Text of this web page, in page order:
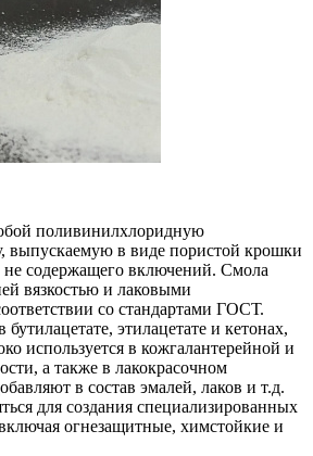
поливинилхлоридную
выпускаемую в виде пористой крошки
содержащего включений. Смола
вязкостью и лаковыми
со стандартами ГОСТ.
этилацетате и кетонах,
используется в кожгалантерейной и
а также в лакокрасочном
в состав эмалей, лаков и т.д.
для создания специализированных
огнезащитные, химстойкие и